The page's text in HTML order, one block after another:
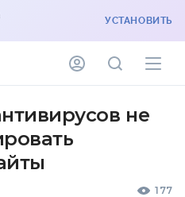
УСТАНОВИТЬ
не
177